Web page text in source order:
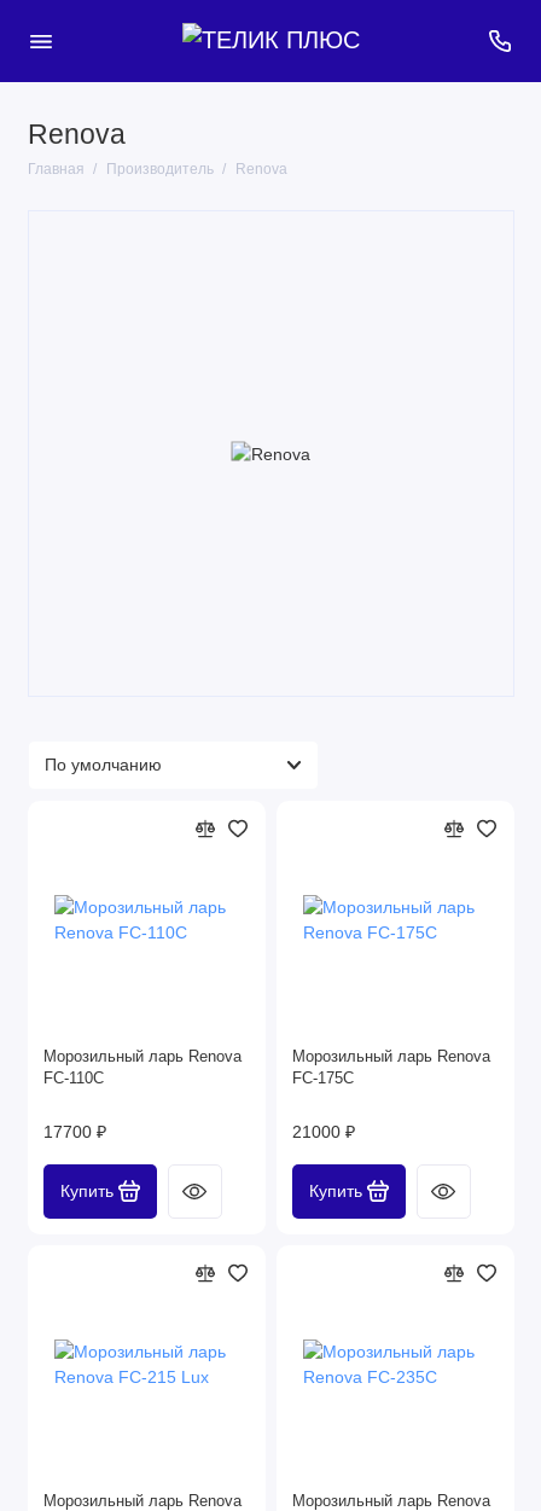
Renova
Главная Производитель Renova
Морозильный ларь Renova
FC-110C
17700 ₽
Купить
Морозильный ларь Renova
FC-175C
21000 ₽
Купить
Морозильный ларь Renova
Морозильный ларь Renova